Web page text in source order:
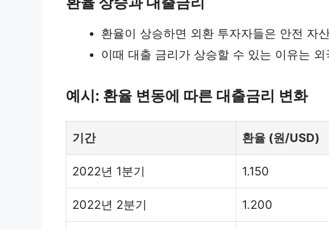
환율이 상승하면 외환 투자자들은 안전 자
이때 대출 금리가 상승할 수 있는 이유는
예시: 환율 변동에 따른 대출금리 변화
기간 환율 (원/USD)
2022년 1분기 1.150
2022년 2분기 1.200